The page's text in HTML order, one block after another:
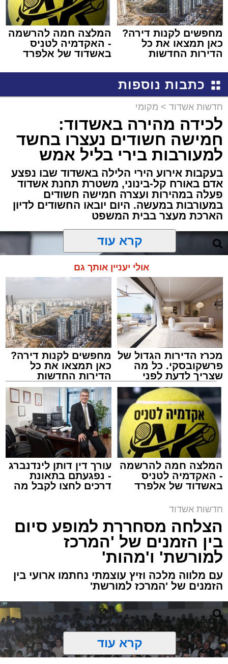
מחפשים לקנות דירה?
כאן תמצאו את כל
הדירות החדשות
המלצה חמה להרשמה
- האקדמיה לטניס
באשדוד של אלפרד
כתבות נוספות
חדשות אשדוד > מקומי
לכידה מהירה באשדוד:
חמישה חשודים נעצרו בחשד
למעורבות בירי בליל אמש
בעקבות אירוע הירי הלילה באשדוד שבו נפצע
אדם באורח קל-בינוני, משטרת תחנת אשדוד
פעלה במהירות ועצרה חמישה חשודים
במעורבות במעשה. היום יובאו החשודים לדיון
הארכת מעצר בבית המשפט
ארכיון משטרה
מערכת האתר / 09:43 09.08.26
תגים:משטרה
פעילות מהירה וממוקדת של שוטרי תחנת אשדוד
הובילה הלילה למעצרם של חמישה חשודים
במעורבותבאירוע ירי פלילי שהתרחש בעיר,
ושבמהלכו נפצע עבריין מוכר באורח קל עד בינוני.
האירוע החל עם קבלת דיווח במוקד המשטרה על
שמיעת ירי באחד מרובעי העיר. כוחות משטרה
גדולים שהוזעקו למקום החלו מיד בסריקות
ובאיסוף ממצאים זירת האירוע.
הודות לפעולות חקירה מואצות ומודיעין מהיר,
קרא עוד
אולי יעניין אותך גם
מכרז הדירות הגדול של
פרשקובסקי. כל מה
שצריך לדעת לפני
שמגישים הצעה לדירה
באשדוד
מחפשים לקנות דירה?
כאן תמצאו את כל
הדירות החדשות
למכירה באשדוד >>>
המלצה חמה להרשמה
- האקדמיה לטניס
באשדוד של אלפרד
עורך דין דותן לינדנברג
- נפגעתם בתאונת
דרכים לחצו לקבל מה
חדשות אשדוד
הצלחה מסחררת למופע סיום
בין הזמנים של 'המרכז
למורשת' ו'מהות'
עם מלווה מלכה וזיץ עוצמתי נחתמו ארועי בין
הזמנים של 'המרכז למורשת'
קרא עוד